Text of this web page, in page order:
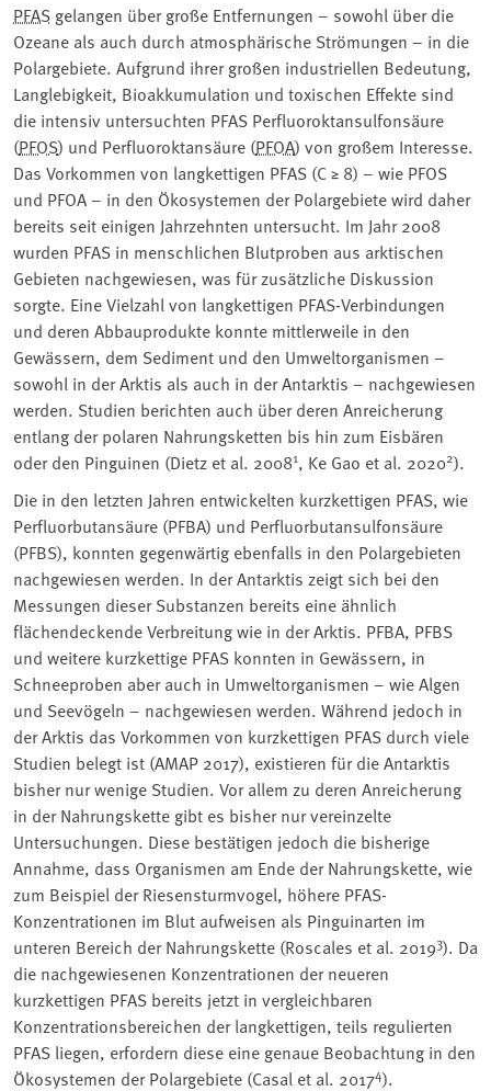
PFAS gelangen über große Entfernungen – sowohl über die
Ozeane als auch durch atmosphärische Strömungen – in die
Polargebiete. Aufgrund ihrer großen industriellen Bedeutung,
Langlebigkeit, Bioakkumulation und toxischen Effekte sind
die intensiv untersuchten PFAS Perfluoroktansulfonsäure
(PFOS) und Perfluoroktansäure (PFOA) von großem Interesse.
Das Vorkommen von langkettigen PFAS (C ≥ 8) – wie PFOS
und PFOA – in den Ökosystemen der Polargebiete wird daher
bereits seit einigen Jahrzehnten untersucht. Im Jahr 2008
wurden PFAS in menschlichen Blutproben aus arktischen
Gebieten nachgewiesen, was für zusätzliche Diskussion
sorgte. Eine Vielzahl von langkettigen PFAS-Verbindungen
und deren Abbauprodukte konnte mittlerweile in den
Gewässern, dem Sediment und den Umweltorganismen –
sowohl in der Arktis als auch in der Antarktis – nachgewiesen
werden. Studien berichten auch über deren Anreicherung
entlang der polaren Nahrungsketten bis hin zum Eisbären
oder den Pinguinen (Dietz et al. 20081, Ke Gao et al. 20202).
Die in den letzten Jahren entwickelten kurzkettigen PFAS, wie
Perfluorbutansäure (PFBA) und Perfluorbutansulfonsäure
(PFBS), konnten gegenwärtig ebenfalls in den Polargebieten
nachgewiesen werden. In der Antarktis zeigt sich bei den
Messungen dieser Substanzen bereits eine ähnlich
flächendeckende Verbreitung wie in der Arktis. PFBA, PFBS
und weitere kurzkettige PFAS konnten in Gewässern, in
Schneeproben aber auch in Umweltorganismen – wie Algen
und Seevögeln – nachgewiesen werden. Während jedoch in
der Arktis das Vorkommen von kurzkettigen PFAS durch viele
Studien belegt ist (AMAP 2017), existieren für die Antarktis
bisher nur wenige Studien. Vor allem zu deren Anreicherung
in der Nahrungskette gibt es bisher nur vereinzelte
Untersuchungen. Diese bestätigen jedoch die bisherige
Annahme, dass Organismen am Ende der Nahrungskette, wie
zum Beispiel der Riesensturmvogel, höhere PFAS-
Konzentrationen im Blut aufweisen als Pinguinarten im
unteren Bereich der Nahrungskette (Roscales et al. 20193). Da
die nachgewiesenen Konzentrationen der neueren
kurzkettigen PFAS bereits jetzt in vergleichbaren
Konzentrationsbereichen der langkettigen, teils regulierten
PFAS liegen, erfordern diese eine genaue Beobachtung in den
Ökosystemen der Polargebiete (Casal et al. 20174).